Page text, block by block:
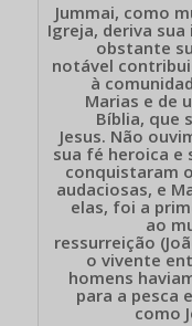
Jummai, como
Igreja, deriva
obstante
notável
à
Marias e de
Bíblia, que
Jesus. Não
sua fé heroica e
conquistaram
audaciosas, e
elas, foi a
ao
ressurreição
o vivente
homens
para a pesca
como